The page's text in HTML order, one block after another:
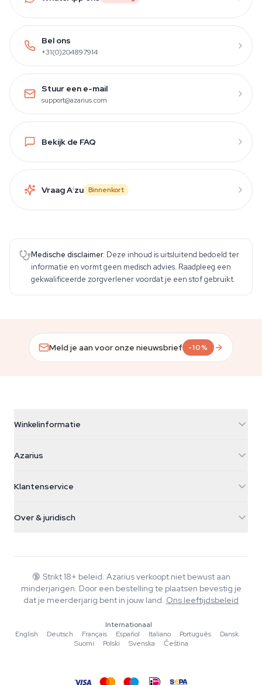
Bel ons
+31(0)204897914
Stuur een e-mail
support@azarius.com
Bekijk de FAQ
Vraag Aizu Binnenkort
Medische disclaimer. Deze inhoud is uitsluitend bedoeld ter
informatie en vormt geen medisch advies. Raadpleeg een
gekwalificeerde zorgverlener voordat je een stof gebruikt.
Meld je aan voor onze nieuwsbrief -10%
Winkelinformatie
Galvaniweg 11
Nederland
+31(0)204897914
Azarius
Smokeshop
Klantenservice
Retourbeleid
Veelgestelde vragen
Privacybeleid
Over & juridisch
Wiki
Muziek
Redactionele normen
Tools & Calculators
🔞 Strikt 18+ beleid. Azarius verkoopt niet bewust aan
minderjarigen. Door een bestelling te plaatsen bevestig je
dat je meerderjarig bent in jouw land. Ons leeftijdsbeleid
Internationaal
English
·Deutsch ·Français ·Español ·Italiano ·Português ·Dansk
·
Suomi
·Polski ·Svenska ·Čeština